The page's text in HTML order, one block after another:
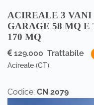
ACIREALE 3
GARAGE 58 MQ
170 MQ
129.000 Trattabile
Acireale (CT)
Codice: CN 2079